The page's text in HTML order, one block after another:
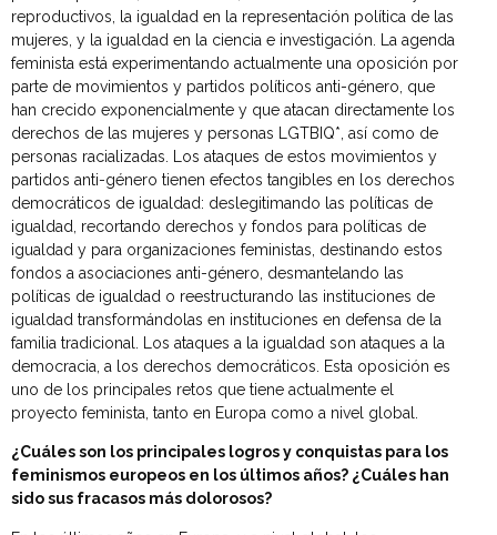
reproductivos, la igualdad en la representación política de las
mujeres, y la igualdad en la ciencia e investigación. La agenda
feminista está experimentando actualmente una oposición por
parte de movimientos y partidos políticos anti-género, que
han crecido exponencialmente y que atacan directamente los
derechos de las mujeres y personas LGTBIQ*, así como de
personas racializadas. Los ataques de estos movimientos y
partidos anti-género tienen efectos tangibles en los derechos
democráticos de igualdad: deslegitimando las políticas de
igualdad, recortando derechos y fondos para políticas de
igualdad y para organizaciones feministas, destinando estos
fondos a asociaciones anti-género, desmantelando las
políticas de igualdad o reestructurando las instituciones de
igualdad transformándolas en instituciones en defensa de la
familia tradicional. Los ataques a la igualdad son ataques a la
democracia, a los derechos democráticos. Esta oposición es
uno de los principales retos que tiene actualmente el
proyecto feminista, tanto en Europa como a nivel global.
¿Cuáles son los principales logros y conquistas para los
feminismos europeos en los últimos años? ¿Cuáles han
sido sus fracasos más dolorosos?